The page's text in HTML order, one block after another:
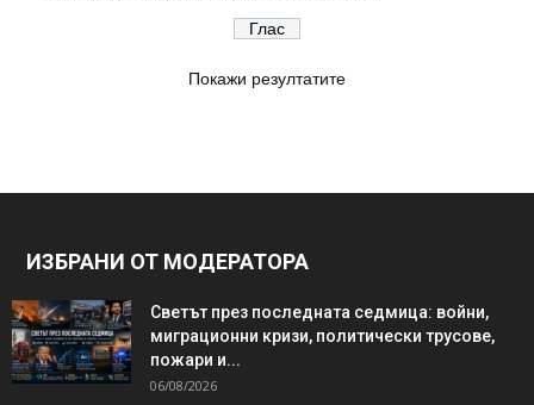
Покажи резултатите
ИЗБРАНИ ОТ МОДЕРАТОРА
Светът през последната седмица: войни,
миграционни кризи, политически трусове,
пожари и...
06/08/2026